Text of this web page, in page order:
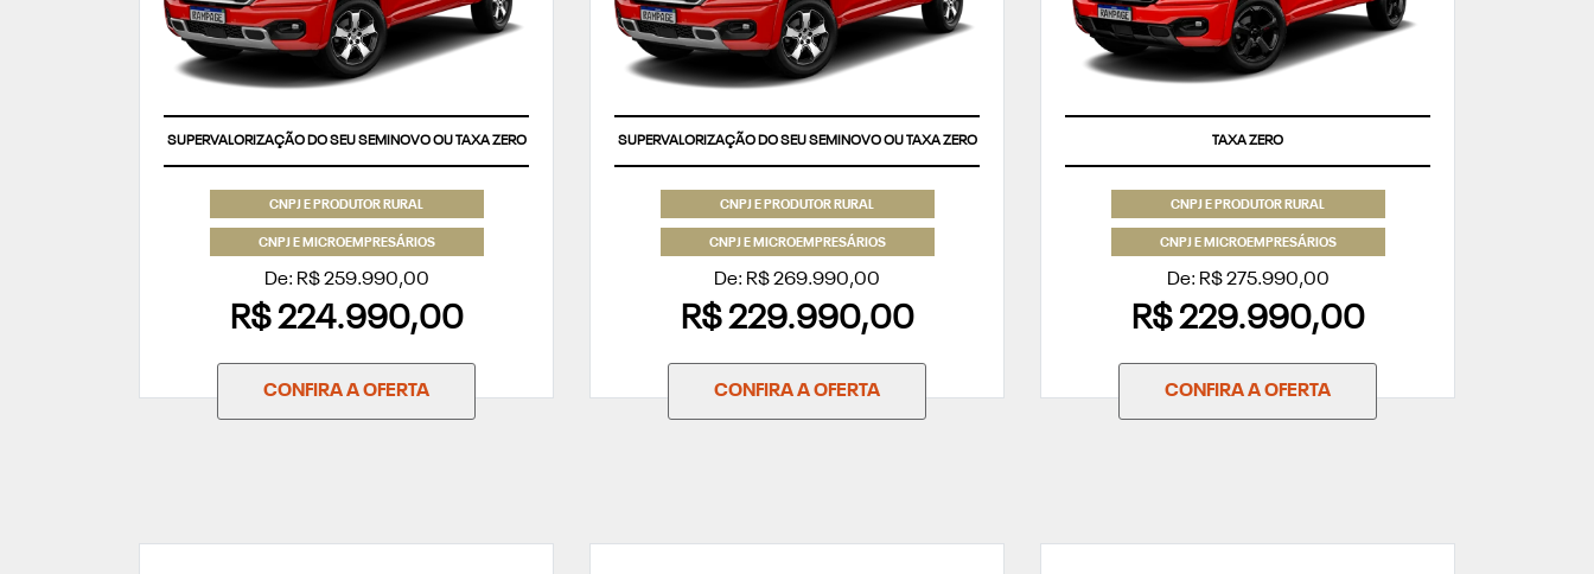
SUPERVALORIZAÇÃO DO SEU SEMINOVO OU TAXA ZERO
CNPJ E PRODUTOR RURAL
CNPJ E MICROEMPRESÁRIOS
De: R$ 259.990,00
R$ 224.990,00
CONFIRA A OFERTA
SUPERVALORIZAÇÃO DO SEU SEMINOVO OU TAXA ZERO
CNPJ E PRODUTOR RURAL
CNPJ E MICROEMPRESÁRIOS
De: R$ 269.990,00
R$ 229.990,00
CONFIRA A OFERTA
TAXA ZERO
CNPJ E PRODUTOR RURAL
CNPJ E MICROEMPRESÁRIOS
De: R$ 275.990,00
R$ 229.990,00
CONFIRA A OFERTA